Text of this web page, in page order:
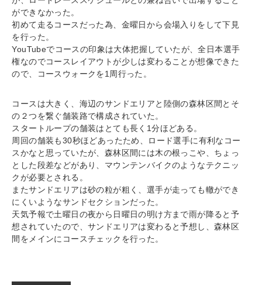
ができなかった。
初めて走るコースだった為、金曜日から会場入りをして下見
を行った。
YouTubeでコースの印象は大体把握していたが、全日本選手
権なのでコースレイアウトが少しは変わることが想像できた
ので、コースウォークを1周行った。
コースは大きく、海辺のサンドエリアと陸側の森林区間とそ
の２つを繋ぐ舗装路で構成されていた。
スタートループの舗装はとても長く1分ほどある。
周回の舗装も30秒ほどあったため、ロード選手に有利なコー
スかなと思っていたが、森林区間には木の根っこや、ちょっ
とした段差などがあり、マウンテンバイクのようなテクニッ
クが必要とされる。
またサンドエリアは砂の粒が粗く、選手が走っても轍ができ
にくいようなサンドセクションだった。
天気予報で土曜日の夜から日曜日の明け方まで雨が降ると予
想されていたので、サンドエリアは変わると予想し、森林区
間をメインにコースチェックを行った。